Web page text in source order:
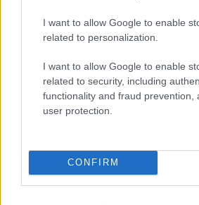
I want to allow Google to enable
related to personalization.
I want to allow Google to enable
related to security, including
functionality and fraud prevention,
user protection.
CONFIRM